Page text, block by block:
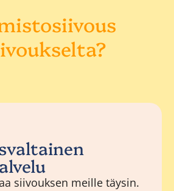
siivouksen meille täysin.